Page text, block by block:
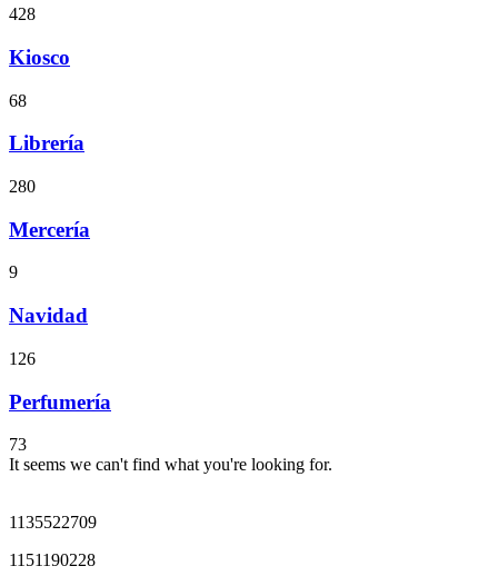
428
Kiosco
68
Librería
280
Mercería
9
Navidad
126
Perfumería
73
It seems we can't find what you're looking for.
1135522709
1151190228